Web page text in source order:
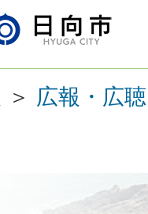
＞ 広報・広聴